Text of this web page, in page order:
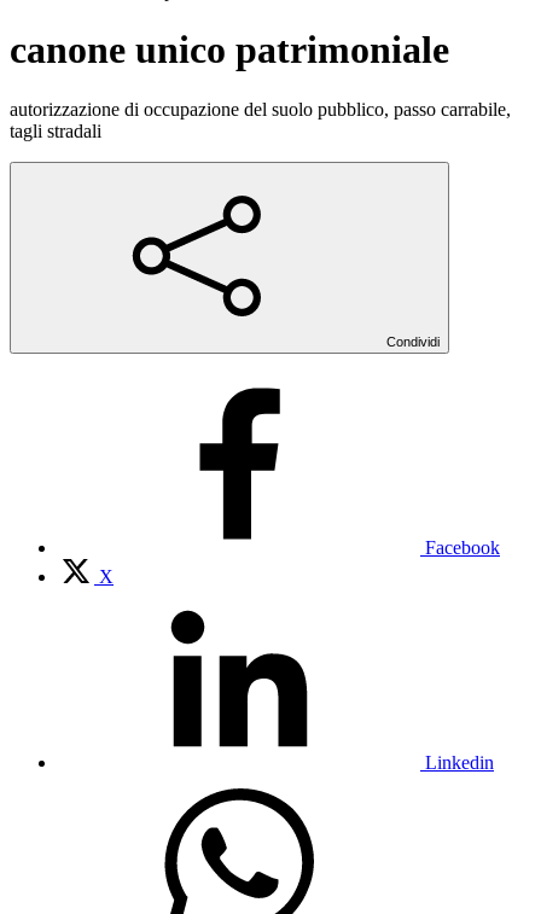
canone unico patrimoniale
autorizzazione di occupazione del suolo pubblico, passo carrabile,
tagli stradali
Condividi
Facebook
X
Linkedin